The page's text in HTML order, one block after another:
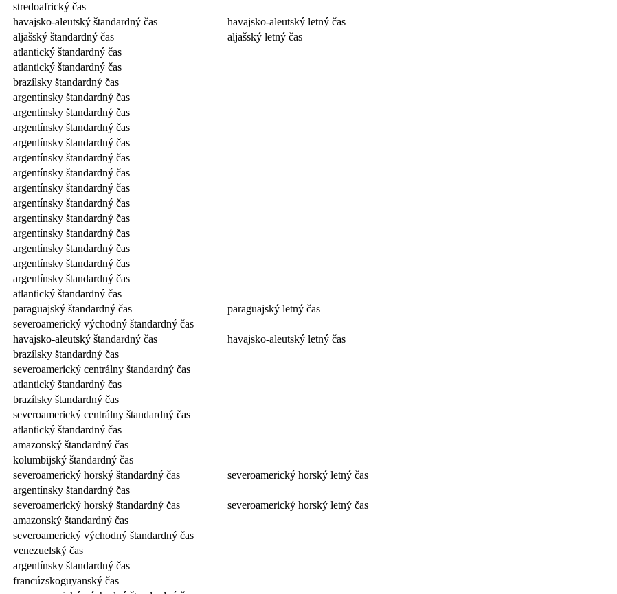
stredoafrický čas
havajsko-aleutský štandardný čas
havajsko-aleutský letný čas
aljašský štandardný čas
aljašský letný čas
atlantický štandardný čas
atlantický štandardný čas
brazílsky štandardný čas
argentínsky štandardný čas
argentínsky štandardný čas
argentínsky štandardný čas
argentínsky štandardný čas
argentínsky štandardný čas
argentínsky štandardný čas
argentínsky štandardný čas
argentínsky štandardný čas
argentínsky štandardný čas
argentínsky štandardný čas
argentínsky štandardný čas
argentínsky štandardný čas
argentínsky štandardný čas
atlantický štandardný čas
paraguajský štandardný čas
paraguajský letný čas
severoamerický východný štandardný čas
havajsko-aleutský štandardný čas
havajsko-aleutský letný čas
brazílsky štandardný čas
severoamerický centrálny štandardný čas
atlantický štandardný čas
brazílsky štandardný čas
severoamerický centrálny štandardný čas
atlantický štandardný čas
amazonský štandardný čas
kolumbijský štandardný čas
severoamerický horský štandardný čas
severoamerický horský letný čas
argentínsky štandardný čas
severoamerický horský štandardný čas
severoamerický horský letný čas
amazonský štandardný čas
severoamerický východný štandardný čas
venezuelský čas
argentínsky štandardný čas
francúzskoguyanský čas